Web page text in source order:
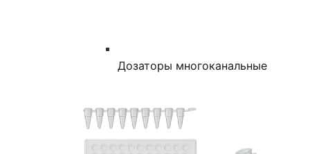
Дозаторы многоканальные